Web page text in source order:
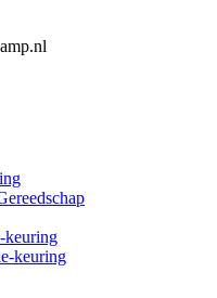
keuring
keuring